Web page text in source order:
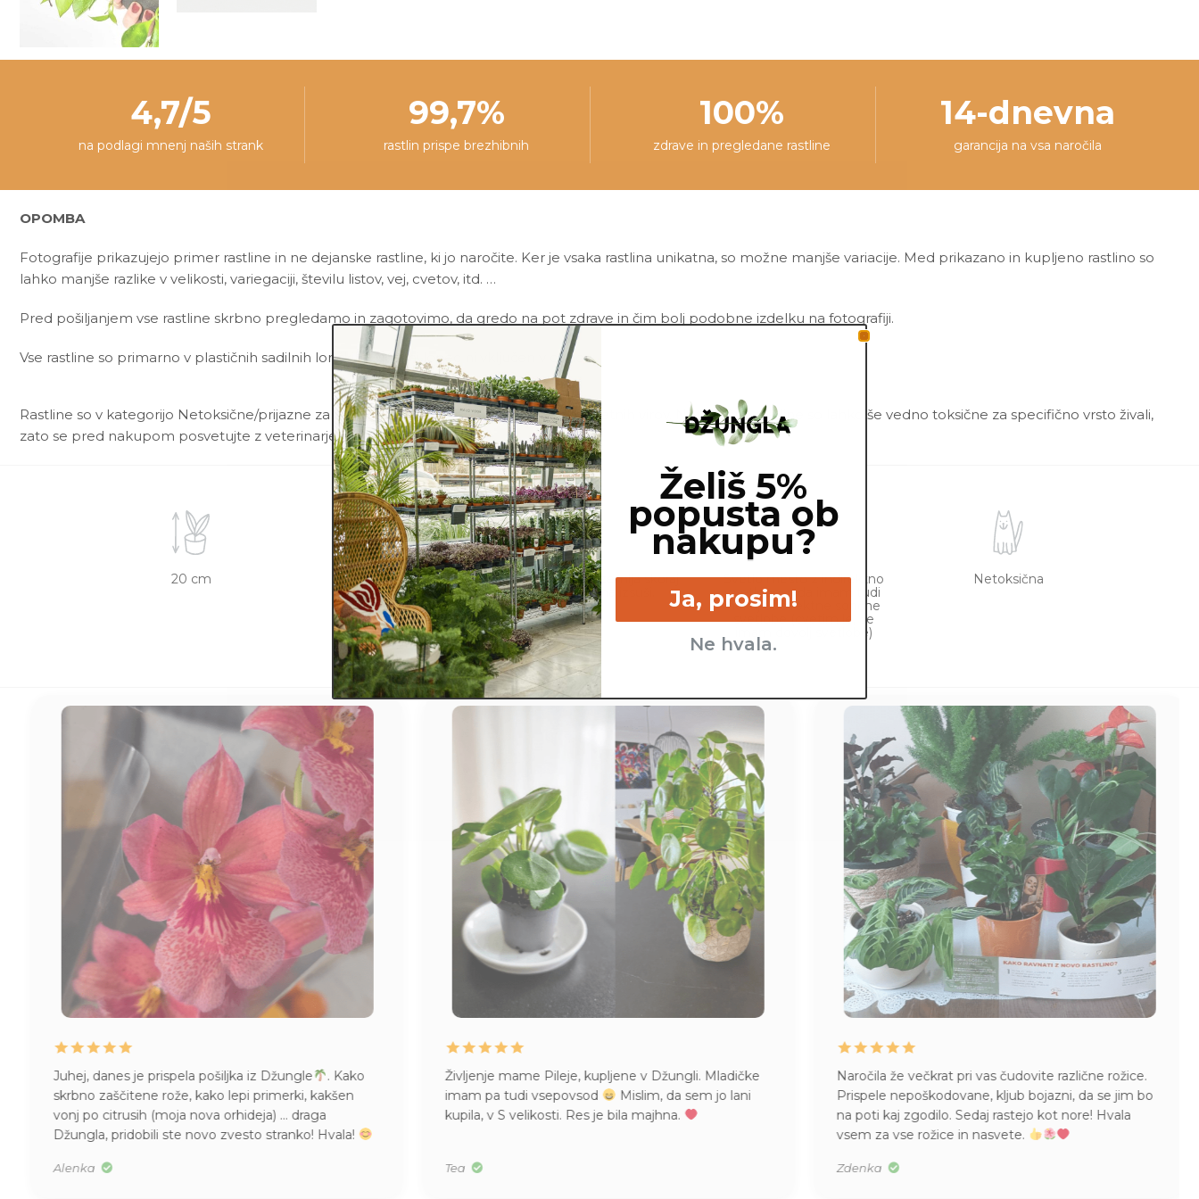
4,7/5
na podlagi mnenj naših strank
99,7%
rastlin prispe brezhibnih
100%
zdrave in pregledane rastline
14-dnevna
garancija na vsa naročila
OPOMBA
Fotografije prikazujejo primer rastline in ne dejanske rastline, ki jo naročite. Ker je vsaka rastlina unikatna, so možne manjše variacije. Med prikazano in kupljeno rastlino so
lahko manjše razlike v velikosti, variegaciji, številu listov, vej, cvetov, itd. …
Pred pošiljanjem vse rastline skrbno pregledamo in zagotovimo, da gredo na pot zdrave in čim bolj podobne izdelku na fotografiji.
Vse rastline so primarno v plastičnih sadilnih lončkih. Okrasni lonec ni vključen v ceno.
Rastline so v kategorijo Netoksične/prijazne za živali uvrščene na podlagi dostopnih spletnih virov. Netoksične rastline so lahko še vedno toksične za specifično vrsto živali,
zato se pred nakupom posvetujte z veterinarjem.
20 cm 12 cm
Malo - ko se zemlja skoraj
popolnoma izsuši.
Svetlo mesto z indirektno
svetlobo, rada imam tudi
nekaj ur direktne sončne
svetlobe (cvetim le, če
imam dovolj svetlobe)
Netoksična
Juhej, danes je prispela pošiljka iz Džungle
. Kako
skrbno zaščitene rože, kako lepi primerki, kakšen
vonj po citrusih (moja nova orhideja) … draga
Džungla, pridobili ste novo zvesto stranko! Hvala!
Alenka
Življenje mame Pileje, kupljene v Džungli. Mladičke
imam pa tudi vsepovsod
Mislim, da sem jo lani
kupila, v S velikosti. Res je bila majhna.
Tea
Naročila že večkrat pri vas čudovite različne rožice.
Prispele nepoškodovane, kljub bojazni, da se jim bo
na poti kaj zgodilo. Sedaj rastejo kot nore! Hvala
vsem za vse rožice in nasvete.
Zdenka
Želiš 5%
popusta ob
nakupu?
Ja, prosim!
Ne hvala.